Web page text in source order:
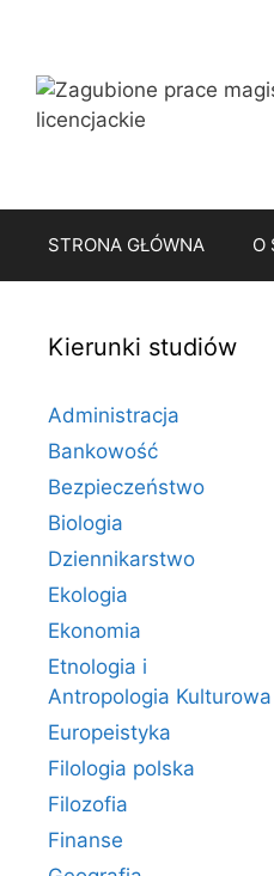
treści
STRONA GŁÓWNA O
Kierunki studiów
Administracja
Bankowość
Bezpieczeństwo
Biologia
Dziennikarstwo
Ekologia
Ekonomia
Etnologia i
Antropologia Kulturowa
Europeistyka
Filologia polska
Filozofia
Finanse